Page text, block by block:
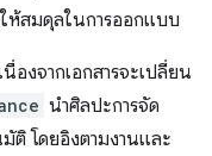
ห้สมดุลในการออกแบบ
องจากเอกสารจะเปลี่ยน
นำศิลปะการจัด
ติ โดยอิงตามงานและ